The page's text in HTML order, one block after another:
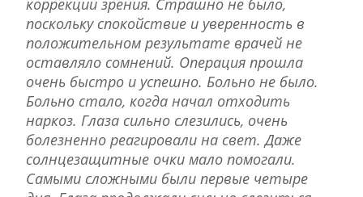
коррекции зрения. Страшно не было,
поскольку спокойствие и уверенность в
положительном результате врачей не
оставляло сомнений. Операция прошла
очень быстро и успешно. Больно не было.
Больно стало, когда начал отходить
наркоз. Глаза сильно слезились, очень
болезненно реагировали на свет. Даже
солнцезащитные очки мало помогали.
Самыми сложными были первые четыре